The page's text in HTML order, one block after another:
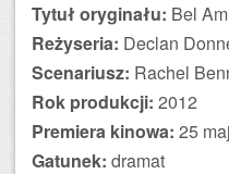
Tytuł oryginału: Bel
Reżyseria: Declan
Scenariusz: Rachel
Rok produkcji: 2012
Premiera kinowa: 25
Gatunek: dramat